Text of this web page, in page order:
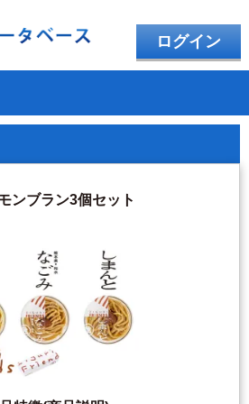
ログイン
ンブラン3個セット